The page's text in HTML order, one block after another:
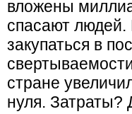
вложены
спасают людей.
закупаться в
стране
нуля. Затраты?